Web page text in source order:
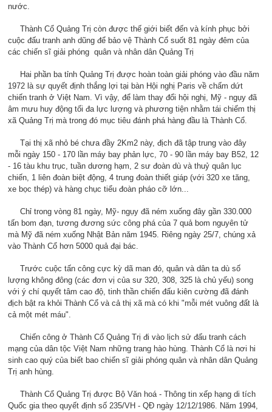
nước.
Thành Cổ Quảng Trị còn được thế giới biết đến và kính phục bởi
cuộc đấu tranh anh dũng để bảo vệ Thành Cổ suốt 81 ngày đêm của
các chiến sĩ giải phóng quân và nhân dân Quảng Trị
Hai phần ba tỉnh Quảng Trị được hoàn toàn giải phóng vào đầu năm
1972 là sự quyết định thắng lợi tại bàn Hội nghị Paris về chấm dứt
chiến tranh ở Việt Nam. Vì vậy, để làm thay đổi hội nghị, Mỹ - ngụy đã
âm mưu huy động tối đa lực lượng và phương tiện nhằm tái chiếm thị
xã Quảng Trị mà trong đó mục tiêu đánh phá hàng đầu là Thành Cổ.
Tại thị xã nhỏ bé chưa đầy 2Km2 này, địch đã tập trung vào đây
mỗi ngày 150 - 170 lần máy bay phản lực, 70 - 90 lần máy bay B52, 12
- 16 tàu khu trục, tuần dương hạm, 2 sư đoàn dù và thuỷ quân lục
chiến, 1 liên đoàn biệt động, 4 trung đoàn thiết giáp (với 320 xe tăng,
xe bọc thép) và hàng chục tiểu đoàn pháo cỡ lớn...
Chỉ trong vòng 81 ngày, Mỹ- ngụy đã ném xuống đây gần 330.000
tấn bom đạn, tương đương sức công phá của 7 quả bom nguyên tử
mà Mỹ đã ném xuống Nhật Bản năm 1945. Riêng ngày 25/7, chúng xả
vào Thành Cổ hơn 5000 quả đại bác.
Trước cuộc tấn công cực kỳ dã man đó, quân và dân ta dù số
lượng không đông (các đơn vị của sư 320, 308, 325 là chủ yếu) song
với ý chí quyết tâm cao độ, tinh thần chiến đấu kiên cường đã đánh
địch bật ra khỏi Thành Cổ và cả thị xã mà có khi "mỗi mét vuông đất là
cả một mét máu".
Chiến công ở Thành Cổ Quảng Trị đi vào lịch sử đấu tranh cách
mạng của dân tộc Việt Nam những trang hào hùng. Thành Cổ là nơi hi
sinh cao quý của biết bao chiến sĩ giải phóng quân và nhân dân Quảng
Trị anh hùng.
Thành Cổ Quảng Trị được Bộ Văn hoá - Thông tin xếp hạng di tích
Quốc gia theo quyết định số 235/VH - QĐ ngày 12/12/1986. Năm 1994,